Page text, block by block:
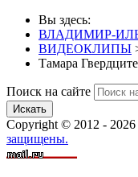
Вы здесь:
ВЛАДИМИР-
ВИДЕОКЛИПЫ
Тамара
Поиск на сайте
Искать
Copyright © 2012 - 2026
защищены.